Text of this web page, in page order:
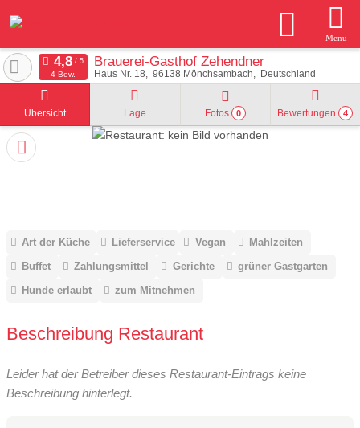
Menu
Brauerei-Gasthof Zehendner
Haus Nr. 18 96138 Mönchsambach Deutschland
4 Bew.
Übersicht Lage Fotos 0 Bewertungen 4
Art der Küche Lieferservice Vegan
Mahlzeiten
Buffet
Zahlungsmittel Gerichte
grüner Gastgarten
Hunde erlaubt
zum Mitnehmen
Beschreibung Restaurant
Leider hat der Betreiber dieses Restaurant-Eintrags keine
Beschreibung hinterlegt.